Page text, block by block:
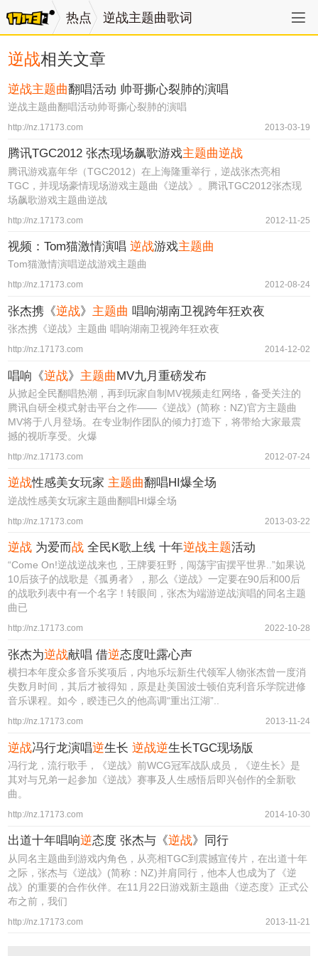
热点 逆战主题曲歌词
逆战相关文章
逆战主题曲翻唱活动 帅哥撕心裂肺的演唱
逆战主题曲翻唱活动帅哥撕心裂肺的演唱
http://nz.17173.com 2013-03-19
腾讯TGC2012 张杰现场飙歌游戏主题曲逆战
腾讯游戏嘉年华（TGC2012）在上海隆重举行，逆战张杰亮相
TGC，并现场豪情现场游戏主题曲《逆战》。腾讯TGC2012张杰现
场飙歌游戏主题曲逆战
http://nz.17173.com 2012-11-25
视频：Tom猫激情演唱逆战游戏主题曲
Tom猫激情演唱逆战游戏主题曲
http://nz.17173.com 2012-08-24
张杰携《逆战》 主题曲 唱响湖南卫视跨年狂欢夜
张杰携《逆战》主题曲 唱响湖南卫视跨年狂欢夜
http://nz.17173.com 2014-12-02
唱响《逆战》 主题曲MV九月重磅发布
从掀起全民翻唱热潮，再到玩家自制MV视频走红网络，备受关注的
腾讯自研全模式射击平台之作——《逆战》(简称：NZ)官方主题曲
MV将于八月登场。在专业制作团队的倾力打造下，将带给大家最震
撼的视听享受。火爆
http://nz.17173.com 2012-07-24
逆战性感美女玩家 主题曲翻唱HI爆全场
逆战性感美女玩家主题曲翻唱HI爆全场
http://nz.17173.com 2013-03-22
逆战 为爱而战 全民K歌上线 十年逆战主题活动
“Come On!逆战逆战来也，王牌要狂野，闯荡宇宙摆平世界..”如果说
10后孩子的战歌是《孤勇者》，那么《逆战》一定要在90后和00后
的战歌列表中有一个名字！转眼间，张杰为端游逆战演唱的同名主题
曲已
http://nz.17173.com 2022-10-28
张杰为逆战献唱 借逆态度吐露心声
横扫本年度众多音乐奖项后，内地乐坛新生代领军人物张杰曾一度消
失数月时间，其后才被得知，原是赴美国波士顿伯克利音乐学院进修
音乐课程。如今，睽违已久的他高调“重出江湖”..
http://nz.17173.com 2013-11-24
逆战冯行龙演唱逆生长逆战逆生长TGC现场版
冯行龙，流行歌手，《逆战》前WCG冠军战队成员，《逆生长》是
其对与兄弟一起参加《逆战》赛事及人生感悟后即兴创作的全新歌
曲。
http://nz.17173.com 2014-10-30
出道十年唱响逆态度 张杰与《逆战》同行
从同名主题曲到游戏内角色，从亮相TGC到震撼宣传片，在出道十年
之际，张杰与《逆战》(简称：NZ)并肩同行，他本人也成为了《逆
战》的重要的合作伙伴。在11月22日游戏新主题曲《逆态度》正式公
布之前，我们
http://nz.17173.com 2013-11-21